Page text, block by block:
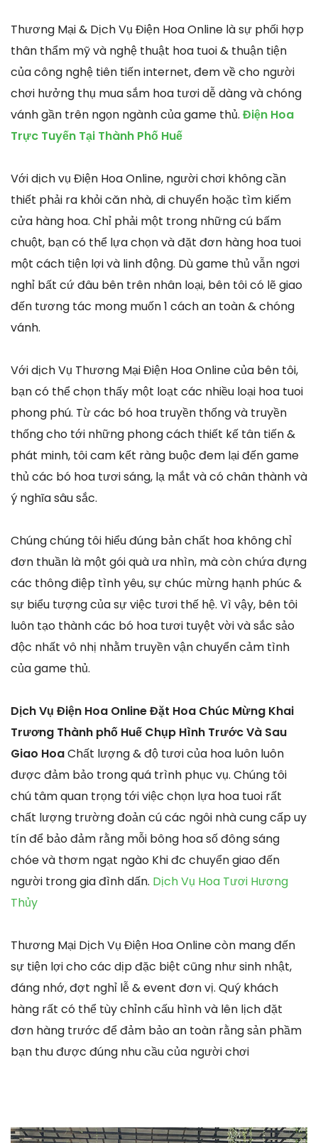
Thương Mại & Dịch Vụ Điện Hoa Online là sự phối hợp
thân thẩm mỹ và nghệ thuật hoa tuoi & thuận tiện
của công nghệ tiên tiến internet, đem về cho người
chơi hưởng thụ mua sắm hoa tươi dễ dàng và chóng
vánh gần trên ngọn ngành của game thủ. Điện Hoa
Trực Tuyến Tại Thành Phố Huế
Với dịch vụ Điện Hoa Online, người chơi không cần
thiết phải ra khỏi căn nhà, di chuyển hoặc tìm kiếm
cửa hàng hoa. Chỉ phải một trong những cú bấm
chuột, bạn có thể lựa chọn và đặt đơn hàng hoa tuoi
một cách tiện lợi và linh động. Dù game thủ vẫn ngơi
nghỉ bất cứ đâu bên trên nhân loại, bên tôi có lẽ giao
đến tương tác mong muốn 1 cách an toàn & chóng
vánh.
Với dịch Vụ Thương Mại Điện Hoa Online của bên tôi,
bạn có thể chọn thấy một loạt các nhiều loại hoa tuoi
phong phú. Từ các bó hoa truyền thống và truyền
thống cho tới những phong cách thiết kế tân tiến &
phát minh, tôi cam kết ràng buộc đem lại đến game
thủ các bó hoa tươi sáng, lạ mắt và có chân thành và
ý nghĩa sâu sắc.
Chúng chúng tôi hiểu đúng bản chất hoa không chỉ
đơn thuần là một gói quà ưa nhìn, mà còn chứa đựng
các thông điệp tình yêu, sự chúc mừng hạnh phúc &
sự biểu tượng của sự việc tươi thế hệ. Vì vậy, bên tôi
luôn tạo thành các bó hoa tươi tuyệt vời và sắc sảo
độc nhất vô nhị nhằm truyền vận chuyển cảm tình
của game thủ.
Dịch Vụ Điện Hoa Online Đặt Hoa Chúc Mừng Khai
Trương Thành phố Huế Chụp Hình Trước Và Sau
Giao HoaChất lượng & độ tươi của hoa luôn luôn
được đảm bảo trong quá trình phục vụ. Chúng tôi
chú tâm quan trọng tới việc chọn lựa hoa tuoi rất
chất lượng trường đoản cú các ngôi nhà cung cấp uy
tín để bảo đảm rằng mỗi bông hoa số đông sáng
chóe và thơm ngạt ngào Khi đc chuyển giao đến
người trong gia đình dấn. Dịch Vụ Hoa Tươi Hương
Thủy
Thương Mại Dịch Vụ Điện Hoa Online còn mang đến
sự tiện lợi cho các dịp đặc biệt cũng như sinh nhật,
đáng nhớ, đợt nghỉ lễ & event đơn vị. Quý khách
hàng rất có thể tùy chỉnh cấu hình và lên lịch đặt
đơn hàng trước để đảm bảo an toàn rằng sản phầm
bạn thu được đúng nhu cầu của người chơi